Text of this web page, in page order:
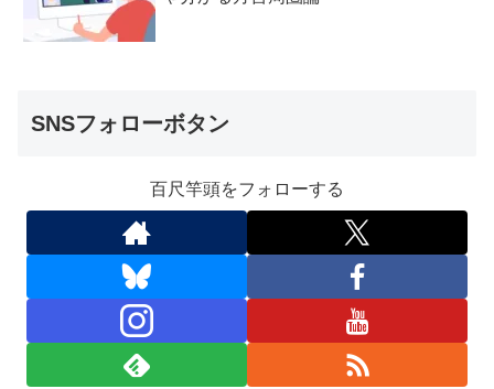
SNSフォローボタン
百尺竿頭をフォローする